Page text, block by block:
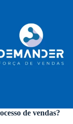
de vendas?